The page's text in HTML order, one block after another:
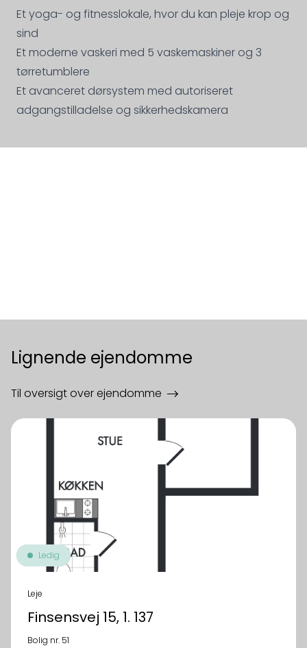
Et yoga- og fitnesslokale, hvor du kan pleje krop og
sind
Et moderne vaskeri med 5 vaskemaskiner og 3
tørretumblere
Et avanceret dørsystem med autoriseret
adgangstilladelse og sikkerhedskamera
Lignende ejendomme
Til oversigt over ejendomme
Ledig
Leje
Finsensvej 15, 1. 137
Bolig nr. 51